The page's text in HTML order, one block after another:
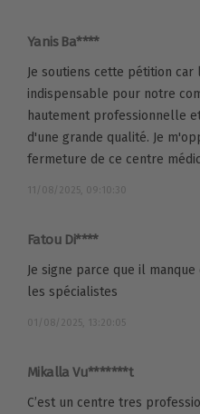
Yanis Ba****
Je soutiens cette pétition
indispensable pour notre
hautement professionnelle
d'une grande qualité. Je
fermeture de ce centre
11/08/2025, 09:10:30
Fatou Di****
Je signe parce que il
les spécialistes
01/08/2025, 13:20:05
Mikalla Vu*******t
C’est un centre tres